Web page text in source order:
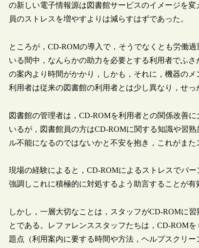
の新しい電子情報源は図書館サービスのイメージを
員のストレスを増やすよりは減らすはずであった。
ところが，CD-ROMの導入で，そうでなくとも労働
いる間中，なんらかの助力を必要とする利用者でふ
の案内より時間がかかり，しかも，それに，機器の
利用者は従来の図書館の利用者とは少し異なり，せ
図書館の管理者は，CD-ROMを利用者との関係改善
いるが，図書館員の方はCD-ROMに関する知識や習
ル不能になるのではないかと不安を抱き，これがまた
現場の経験によると，CD-ROMによるストレスでバ
強調しこれに積極的に対処するよう助言することが有
しかし，一層大切なことは，スタッフがCD-ROMに
とである。レファレンススタッフたちは，CD-ROM
題点（利用案内に要する時間や方法，ヘルプスクリ